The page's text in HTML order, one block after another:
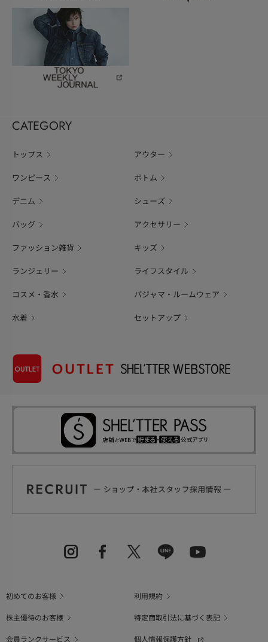
CATEGORY
トップス アウター
ワンピース ボトム
デニム シューズ
バッグ アクセサリー
ファッション雑貨 キッズ
ランジェリー ライフスタイル
コスメ・香水 パジャマ・ルームウェア
水着 セットアップ
初めてのお客様
利用規約
株主優待のお客様
特定商取引法に基づく表記
会員ランクサービス
個人情報保護方針